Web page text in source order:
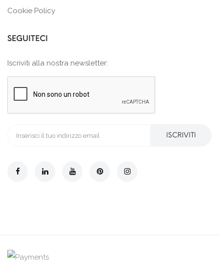
Cookie Policy
SEGUITECI
Iscriviti alla nostra newsletter:
ISCRIVITI